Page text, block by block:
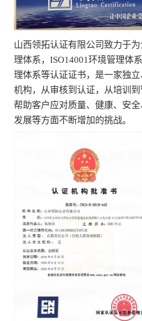
山西领拓认证有限公司致力于
理体系，ISO14001环境管理体
理体系等认证证书，是一家独
机构，从审核到认证，从培训
帮助客户应对质量、健康、安
发展等方面不断增加的挑战。